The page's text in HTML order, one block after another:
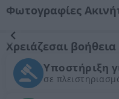
Φωτογραφίες
Προηγούμενη
Επόμενη
Χρειάζεσαι
Υποστήριξη
σε